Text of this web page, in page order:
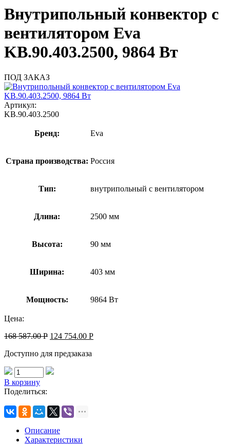
Внутрипольный конвектор с
вентилятором Eva
KB.90.403.2500, 9864 Вт
ПОД ЗАКАЗ
Артикул:
KB.90.403.2500
Бренд: Eva
Страна производства: Россия
Тип: внутрипольный с вентилятором
Длина: 2500 мм
Высота: 90 мм
Ширина: 403 мм
Мощность: 9864 Вт
Цена:
168 587.00Р 124 754.00 Р
Доступно для предзаказа
В корзину
Поделиться:
Описание
Характеристики